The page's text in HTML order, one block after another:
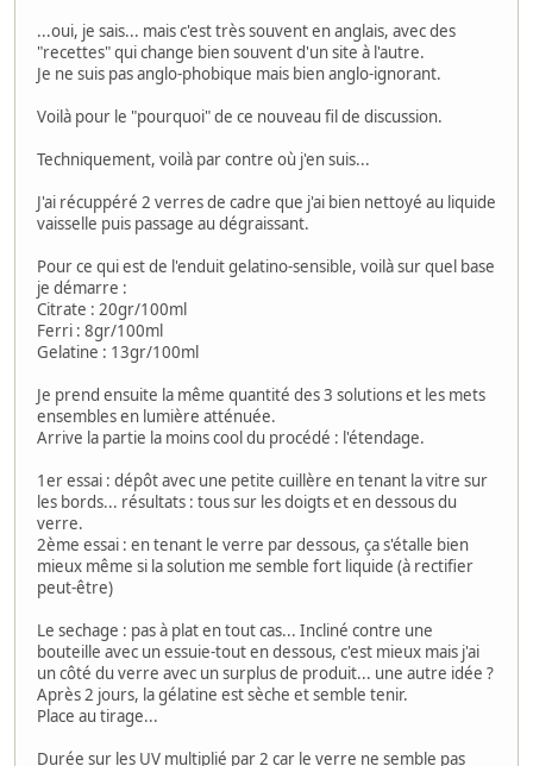
...oui, je sais... mais c'est très souvent en anglais, avec des
"recettes" qui change bien souvent d'un site à l'autre.
Je ne suis pas anglo-phobique mais bien anglo-ignorant.
Voilà pour le "pourquoi" de ce nouveau fil de discussion.
Techniquement, voilà par contre où j'en suis...
J'ai récuppéré 2 verres de cadre que j'ai bien nettoyé au liquide
vaisselle puis passage au dégraissant.
Pour ce qui est de l'enduit gelatino-sensible, voilà sur quel base
je démarre :
Citrate : 20gr/100ml
Ferri : 8gr/100ml
Gelatine : 13gr/100ml
Je prend ensuite la même quantité des 3 solutions et les mets
ensembles en lumière atténuée.
Arrive la partie la moins cool du procédé : l'étendage.
1er essai : dépôt avec une petite cuillère en tenant la vitre sur
les bords... résultats : tous sur les doigts et en dessous du
verre.
2ème essai : en tenant le verre par dessous, ça s'étalle bien
mieux même si la solution me semble fort liquide (à rectifier
peut-être)
Le sechage : pas à plat en tout cas... Incliné contre une
bouteille avec un essuie-tout en dessous, c'est mieux mais j'ai
un côté du verre avec un surplus de produit... une autre idée ?
Après 2 jours, la gélatine est sèche et semble tenir.
Place au tirage...
Durée sur les UV multiplié par 2 car le verre ne semble pas